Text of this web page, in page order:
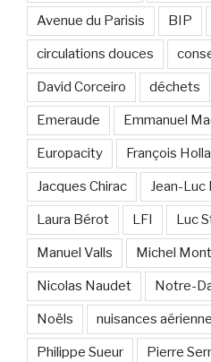
Avenue du Parisis BIP
circulations douces
David Corceiro déchets
Emeraude Emmanuel
Europacity François
Jacques Chirac Jean-Luc
Laura Bérot LFI Luc
Manuel Valls Michel
Nicolas Naudet Notre-
Noëls nuisances
Philippe Sueur Pierre